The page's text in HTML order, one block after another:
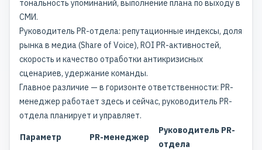
тональность упоминаний, выполнение плана по выходу в
СМИ.
Руководитель PR-отдела: репутационные индексы, доля
рынка в медиа (Share of Voice), ROI PR-активностей,
скорость и качество отработки антикризисных
сценариев, удержание команды.
Главное различие — в горизонте ответственности: PR-
менеджер работает здесь и сейчас, руководитель PR-
отдела планирует и управляет.
Параметр PR-менеджер
Руководитель PR-
отдела